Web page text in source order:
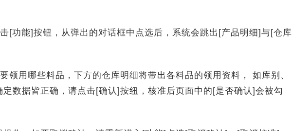
能]按钮，从弹出的对话框中点选后，系统会跳出[产品明细]与[仓库
用哪些料品，下方的仓库明细将带出各料品的领用资料， 如库别、
数据皆正确，请点击[确认]按纽，核准后页面中的[是否确认]会被勾